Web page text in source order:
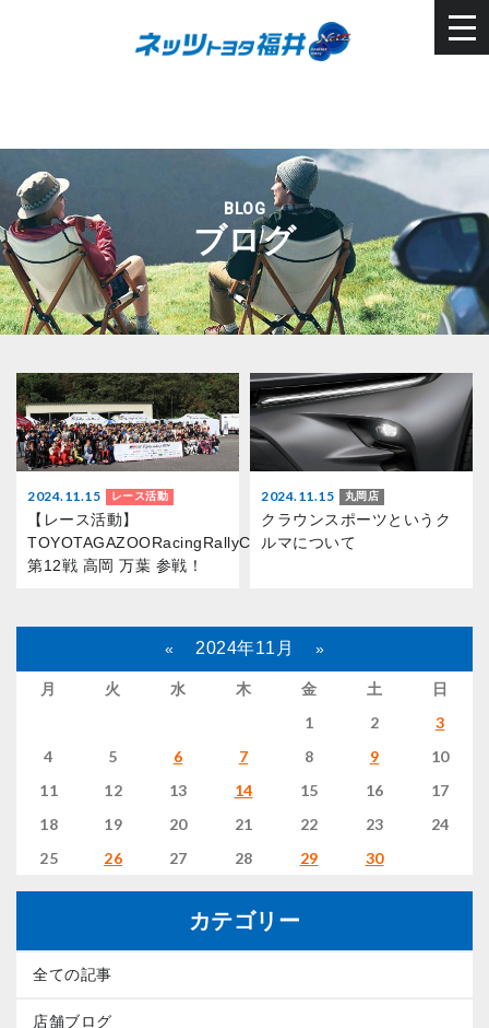
BLOG
ブログ
2024.11.15 レース活動
【レース活動】
TOYOTAGAZOORacingRallyChallenge2024
第12戦 高岡 万葉 参戦！
2024.11.15 丸岡店
クラウンスポーツというク
ルマについて
« 2024年11月 »
月 火 水 木 金 土
日
1
2
3
4
5 6 7 8 9
10
11
12 13 14 15 16
17
18
19 20 21 22 23
24
25
26 27 28 29 30
カテゴリー
全ての記事
店舗ブログ